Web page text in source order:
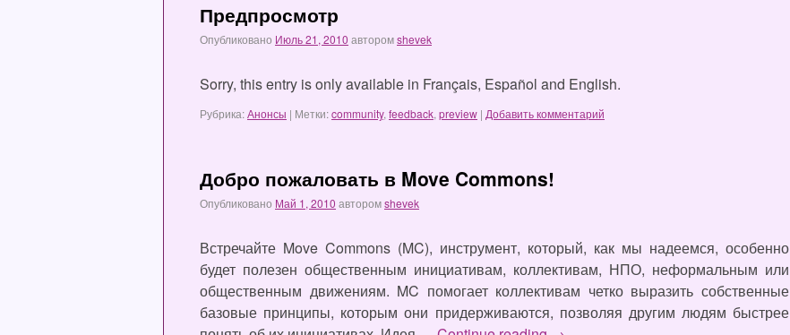
Предпросмотр
Опубликовано Июль 21, 2010 авторомshevek
Sorry, this entry is only available in Français, Español and English.
Рубрика:Анонсы | Метки:community, feedback, preview | Добавить комментарий
Добро пожаловать в Move Commons!
Опубликовано Май 1, 2010 авторомshevek
Встречайте Move Commons (MC), инструмент, который, как мы надеемся, особенно
будет полезен общественным инициативам, коллективам, НПО, неформальным или
общественным движениям. MC помогает коллективам четко выразить собственные
базовые принципы, которым они придерживаются, позволяя другим людям быстрее